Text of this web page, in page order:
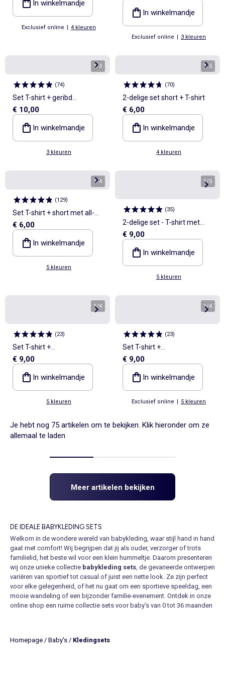
In winkelmandje
Exclusief online | 4 kleuren
In winkelmandje
Exclusief online | 3 kleuren
1/5
(74)
Set T-shirt + geribd
fietsbroekje - 2-delig
€ 10,00
In winkelmandje
3 kleuren
1/5
(70)
2-delige set short + T-shirt
€ 6,00
In winkelmandje
4 kleuren
1/4
(129)
Set T-shirt + short met all-
over print
€ 6,00
In winkelmandje
5 kleuren
1/5
(35)
2-delige set - T-shirt met
lange mouwen + legging
€ 9,00
In winkelmandje
5 kleuren
1/4
(23)
Set T-shirt +
sporttrainingbroek - 2-delig
€ 9,00
In winkelmandje
5 kleuren
1/4
(23)
Set T-shirt +
sporttrainingbroek - 2-delig
€ 9,00
In winkelmandje
Exclusief online | 5 kleuren
Je hebt nog 75 artikelen om te bekijken. Klik hieronder om ze
allemaal te laden
Meer artikelen bekijken
DE IDEALE BABYKLEDING SETS
Welkom in de wondere wereld van babykleding, waar stijl hand in hand
gaat met comfort! Wij begrijpen dat jij als ouder, verzorger of trots
familielid, het beste wil voor een klein hummeltje. Daarom presenteren
wij onze unieke collectie babykleding sets , de gevarieerde ontwerpen
variëren van sportief tot casual of juist een nette look. Ze zijn perfect
voor elke gelegenheid, of het nu gaat om een sportieve speeldag, een
mooie wandeling of een bijzonder familie-evenement. Ontdek in onze
online shop een ruime collectie sets voor baby's van 0 tot 36 maanden
haarbandjes of mutsjes. Het eerste en meest voor de hand liggende
Homepage / Baby's / Kledingsets